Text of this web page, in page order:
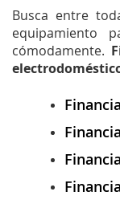
Busca entre
equipamiento
cómodamente.